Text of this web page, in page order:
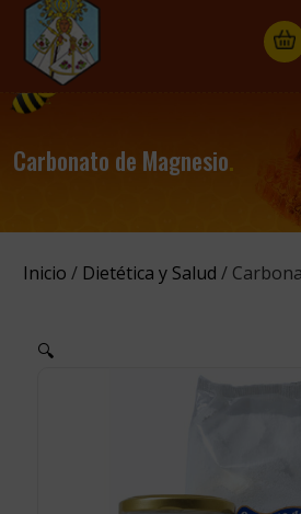
Carbonato de Magnesio.
Inicio / Dietética y Salud /
🔍